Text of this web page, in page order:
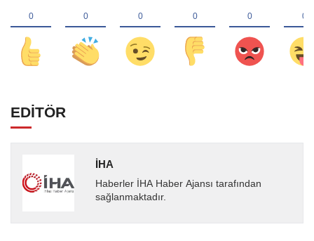
EDİTÖR
İHA
Haberler İHA Haber Ajansı tarafından
sağlanmaktadır.